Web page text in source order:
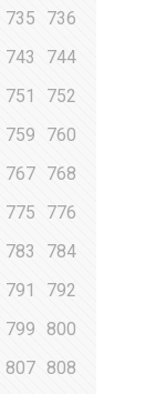
735
736
743
744
751
752
759
760
767 768
775
776
783
784
791
792
799
800
807 808